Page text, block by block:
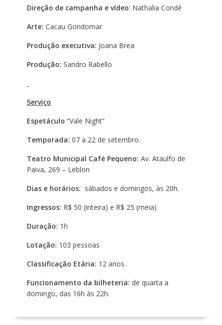
Direção de campanha e vídeo: Nathalia Condé
Arte: Cacau Gondomar
Produção executiva: Joana Brea
Produção: Sandro Rabello
Serviço
Espetáculo “Vale Night”
Temporada: 07 a 22 de setembro.
Teatro Municipal Café Pequeno: Av. Ataulfo de
Paiva, 269 – Leblon
Dias e horários: sábados e domingos, às 20h.
Ingressos: R$ 50 (inteira) e R$ 25 (meia)
Duração: 1h
Lotação: 103 pessoas
Classificação Etária: 12 anos.
Funcionamento da bilheteria: de quarta a
domingo, das 16h às 22h.